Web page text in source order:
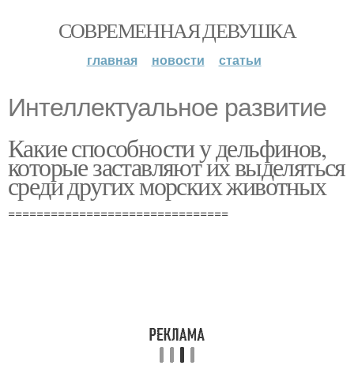
СОВРЕМЕННАЯ ДЕВУШКА
главная новости статьи
Интеллектуальное развитие
Какие способности у дельфинов,
которые заставляют их выделяться
среди других морских животных
===============================